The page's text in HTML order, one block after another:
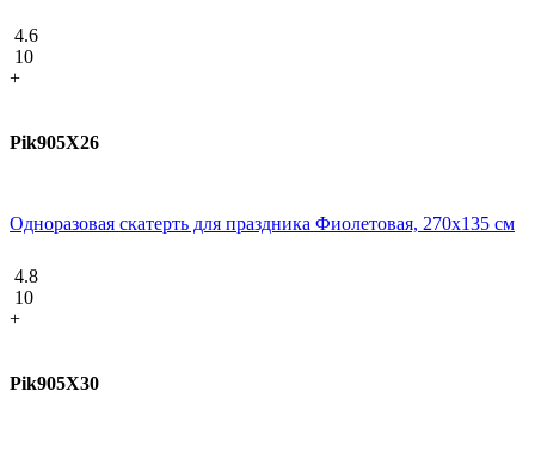
4.6
10
+
Pik905X26
Одноразовая скатерть для праздника Фиолетовая, 270х135 см
4.8
10
+
Pik905X30